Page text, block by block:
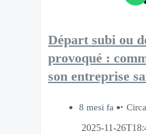
Départ subi ou
provoqué :
son entreprise
8 mesi fa
2025-11-